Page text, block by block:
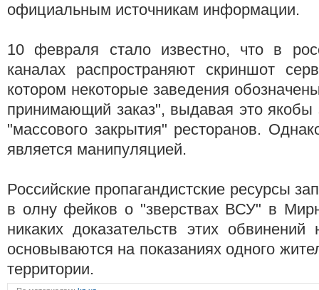
официальным источникам информации.
10 февраля стало известно, что в
каналах распространяют скриншот
котором некоторые заведения
принимающий заказ", выдавая это якобы
"массового закрытия" ресторанов.
является манипуляцией.
Российские пропагандистские ресурсы
в олну фейков о "зверствах ВСУ" в
никаких доказательств этих
основываются на показаниях одного
территории.